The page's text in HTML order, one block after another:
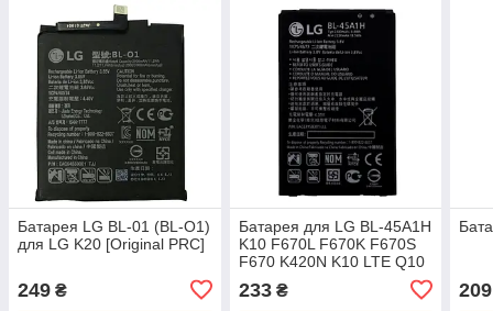
Батарея LG BL-01 (BL-O1)
для LG K20 [Original PRC]
249 ₴
Батарея для LG BL-45A1H
K10 F670L F670K F670S
F670 K420N K10 LTE Q10
233₴ 209